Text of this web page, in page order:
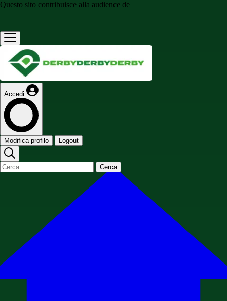
Questo sito contribuisce alla audience de
Accedi
Modifica profilo Logout
Cerca